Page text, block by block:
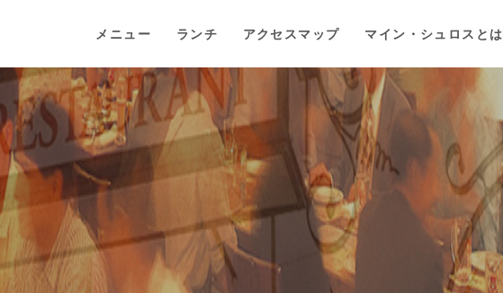
メニュー ランチ アクセスマップ マイン・シュロスとは